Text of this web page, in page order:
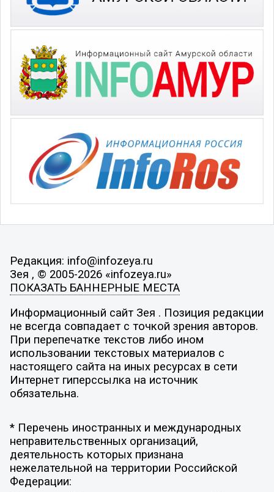
Редакция: info@infozeya.ru
Зея , © 2005-2026 «infozeya.ru»
ПОКАЗАТЬ БАННЕРНЫЕ МЕСТА
Информационный сайт Зея . Позиция редакции
не всегда совпадает с точкой зрения авторов.
При перепечатке текстов либо ином
использовании текстовых материалов с
настоящего сайта на иных ресурсах в сети
Интернет гиперссылка на источник
обязательна.
* Перечень иностранных и международных
неправительственных организаций,
деятельность которых признана
нежелательной на территории Российской
Федерации: